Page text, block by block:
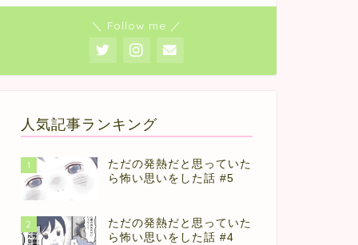
＼ Follow me ／
人気記事ランキング
1
ただの発熱だと思っていた
ら怖い思いをした話 #5
2
ただの発熱だと思っていた
ら怖い思いをした話 #4